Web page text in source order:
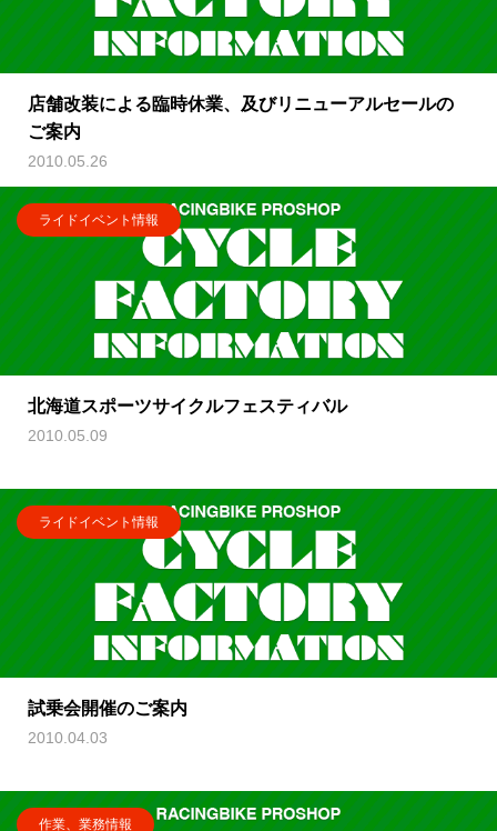
店舗改装による臨時休業、及びリニューアルセールの
ご案内
2010.05.26
ライドイベント情報
北海道スポーツサイクルフェスティバル
2010.05.09
ライドイベント情報
試乗会開催のご案内
2010.04.03
作業、業務情報